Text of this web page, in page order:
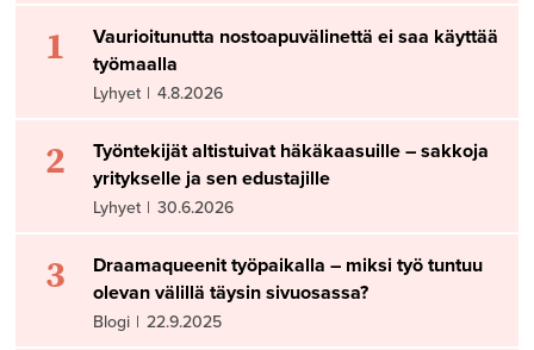
1
Vaurioitunutta nostoapuvälinettä ei saa käyttää
työmaalla
Lyhyet | 4.8.2026
2
Työntekijät altistuivat häkäkaasuille – sakkoja
yritykselle ja sen edustajille
Lyhyet | 30.6.2026
3
Draamaqueenit työpaikalla – miksi työ tuntuu
olevan välillä täysin sivuosassa?
Blogi | 22.9.2025